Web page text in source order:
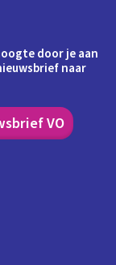
door je aan
naar
VO